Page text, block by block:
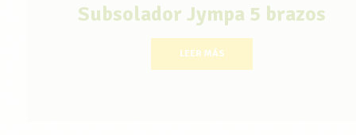
Subsolador Jympa 5 brazos
LEER MÁS